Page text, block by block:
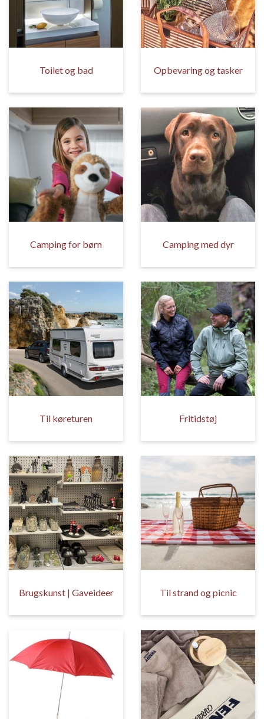
Toilet og bad Opbevaring og tasker
Camping for børn Camping med dyr
Til køreturen Fritidstøj
Brugskunst | Gaveideer Til strand og picnic